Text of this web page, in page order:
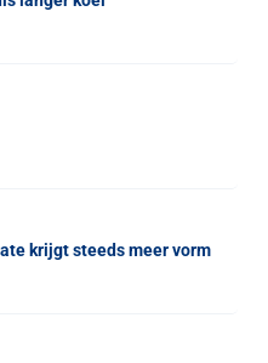
krijgt steeds meer vorm